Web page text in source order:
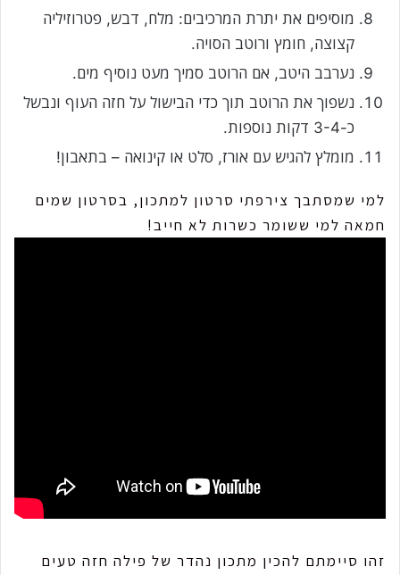
מוסיפים את יתרת המרכיבים: מלח, דבש, פטרוזיליה
קצוצה, חומץ ורוטב הסויה.
נערבב היטב, אם הרוטב סמיך מעט נוסיף מים.
נשפוך את הרוטב תוך כדי הבישול על חזה העוף ונבשל
כ-3-4 דקות נוספות.
מומלץ להגיש עם אורז, סלט או קינואה – בתאבון!
למי שמסתבך צירפתי סרטון למתכון, בסרטון שמים
חמאה למי ששומר כשרות לא חייב!
זהו סיימתם להכין מתכון נהדר של פילה חזה טעים